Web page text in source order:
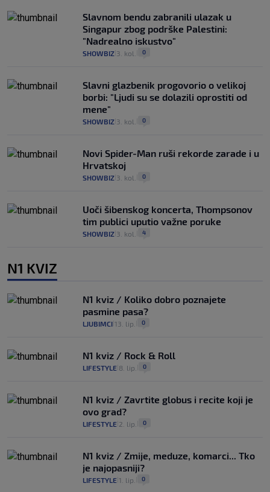
Slavnom bendu zabranili ulazak u
Singapur zbog podrške Palestini:
"Nadrealno iskustvo"
SHOWBIZ 3. kol. 0
Slavni glazbenik progovorio o velikoj
borbi: "Ljudi su se dolazili oprostiti od
mene"
SHOWBIZ 3. kol. 0
Novi Spider-Man ruši rekorde zarade i u
Hrvatskoj
SHOWBIZ 3. kol. 0
Uoči šibenskog koncerta, Thompsonov
tim publici uputio važne poruke
SHOWBIZ 3. kol. 4
N1 KVIZ
N1 kviz / Koliko dobro poznajete
pasmine pasa?
LJUBIMCI 13. lip. 0
N1 kviz / Rock & Roll
LIFESTYLE 8. lip. 0
N1 kviz / Zavrtite globus i recite koji je
ovo grad?
LIFESTYLE 2. lip. 0
N1 kviz / Zmije, meduze, komarci... Tko
je najopasniji?
LIFESTYLE 1. lip. 0